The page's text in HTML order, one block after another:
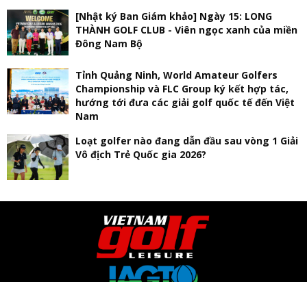
[Nhật ký Ban Giám khảo] Ngày 15: LONG
THÀNH GOLF CLUB - Viên ngọc xanh của miền
Đông Nam Bộ
Tỉnh Quảng Ninh, World Amateur Golfers
Championship và FLC Group ký kết hợp tác,
hướng tới đưa các giải golf quốc tế đến Việt
Nam
Loạt golfer nào đang dẫn đầu sau vòng 1 Giải
Vô địch Trẻ Quốc gia 2026?